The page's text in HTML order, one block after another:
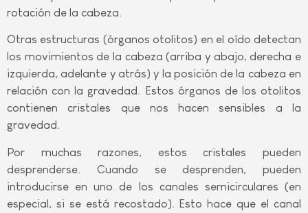
rotación de la cabeza.
Otras estructuras (órganos otolitos) en el oído detectan
los movimientos de la cabeza (arriba y abajo, derecha e
izquierda, adelante y atrás) y la posición de la cabeza en
relación con la gravedad. Estos órganos de los otolitos
contienen cristales que nos hacen sensibles a la
gravedad.
Por muchas razones, estos cristales pueden
desprenderse. Cuando se desprenden, pueden
introducirse en uno de los canales semicirculares (en
especial, si se está recostado). Esto hace que el canal